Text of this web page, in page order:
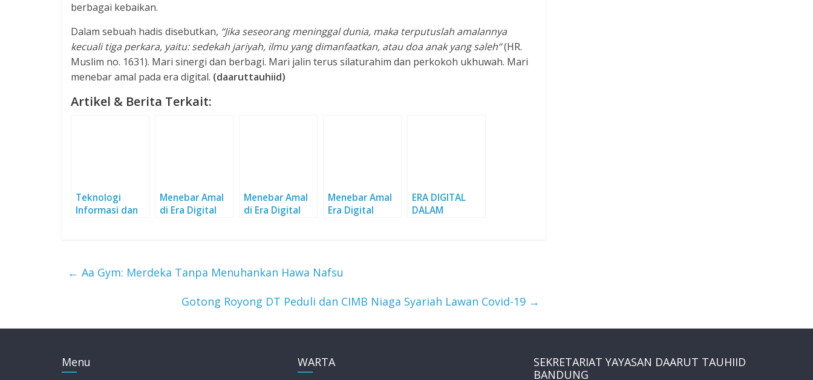
berbagai kebaikan.
Dalam sebuah hadis disebutkan, “Jika seseorang meninggal dunia, maka terputuslah amalannya
kecuali tiga perkara, yaitu: sedekah jariyah, ilmu yang dimanfaatkan, atau doa anak yang saleh”(HR.
Muslim no. 1631). Mari sinergi dan berbagi. Mari jalin terus silaturahim dan perkokoh ukhuwah. Mari
menebar amal pada era digital. (daaruttauhiid)
Artikel & Berita Terkait:
Teknologi
Informasi dan
(Part.1)
Menebar Amal
di Era Digital
Menebar Amal
di Era Digital
Menebar Amal
Era Digital
ERA DIGITAL
DALAM
← Aa Gym: Merdeka Tanpa Menuhankan Hawa Nafsu
Gotong Royong DT Peduli dan CIMB Niaga Syariah Lawan Covid-19 →
Menu WARTA
SEKRETARIAT YAYASAN DAARUT TAUHIID
BANDUNG